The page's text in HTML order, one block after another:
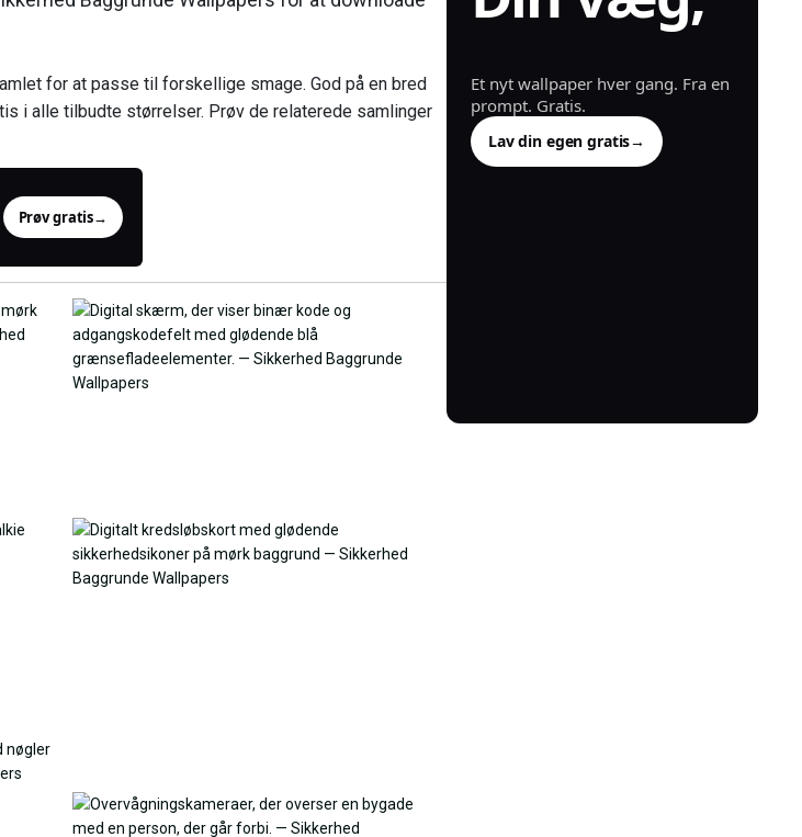
for at passe til forskellige smage. God på en bred
i alle tilbudte størrelser. Prøv de relaterede samlinger
Prøv gratis→
genereret.
Et nyt wallpaper hver gang. Fra en
prompt. Gratis.
Lav din egen gratis→